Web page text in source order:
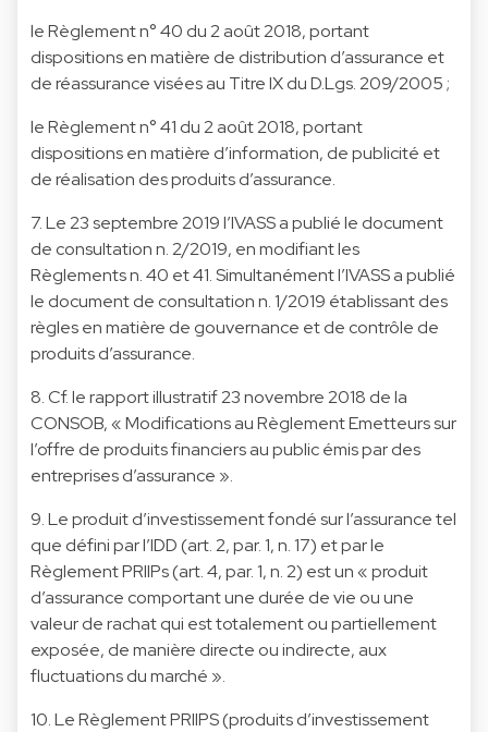
le Règlement n° 40 du 2 août 2018, portant
dispositions en matière de distribution d’assurance et
de réassurance visées au Titre IX du D.Lgs. 209/2005 ;
le Règlement n° 41 du 2 août 2018, portant
dispositions en matière d’information, de publicité et
de réalisation des produits d’assurance.
7. Le 23 septembre 2019 l’IVASS a publié le document
de consultation n. 2/2019, en modifiant les
Règlements n. 40 et 41. Simultanément l’IVASS a publié
le document de consultation n. 1/2019 établissant des
règles en matière de gouvernance et de contrôle de
produits d’assurance.
8. Cf. le rapport illustratif 23 novembre 2018 de la
CONSOB, « Modifications au Règlement Emetteurs sur
l’offre de produits financiers au public émis par des
entreprises d’assurance ».
9. Le produit d’investissement fondé sur l’assurance tel
que défini par l’IDD (art. 2, par. 1, n. 17) et par le
Règlement PRIIPs (art. 4, par. 1, n. 2) est un « produit
d’assurance comportant une durée de vie ou une
valeur de rachat qui est totalement ou partiellement
exposée, de manière directe ou indirecte, aux
fluctuations du marché ».
10. Le Règlement PRIIPS (produits d’investissement